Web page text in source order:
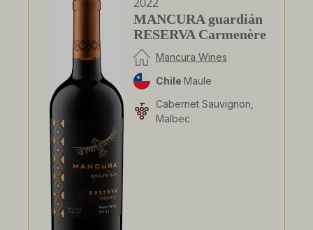
MANCURA guardián
RESERVA Carmenère
Mancura Wines
Chile Maule
Cabernet Sauvignon,
Malbec